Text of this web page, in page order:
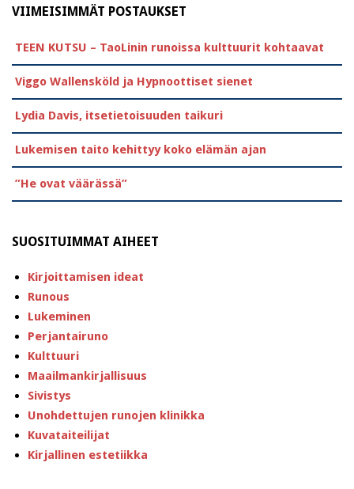
VIIMEISIMMÄT POSTAUKSET
TEEN KUTSU – TaoLinin runoissa kulttuurit kohtaavat
Viggo Wallensköld ja Hypnoottiset sienet
Lydia Davis, itsetietoisuuden taikuri
Lukemisen taito kehittyy koko elämän ajan
”He ovat väärässä”
SUOSITUIMMAT AIHEET
Kirjoittamisen ideat
Runous
Lukeminen
Perjantairuno
Kulttuuri
Maailmankirjallisuus
Sivistys
Unohdettujen runojen klinikka
Kuvataiteilijat
Kirjallinen estetiikka